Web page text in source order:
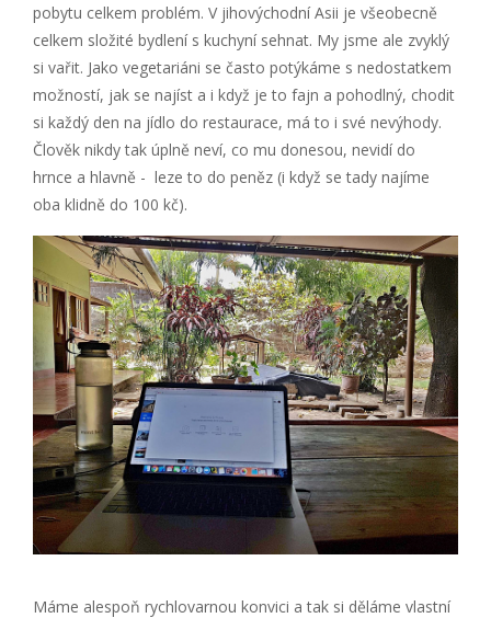
pobytu celkem problém. V jihovýchodní Asii je všeobecně
celkem složité bydlení s kuchyní sehnat. My jsme ale zvyklý
si vařit. Jako vegetariáni se často potýkáme s nedostatkem
možností, jak se najíst a i když je to fajn a pohodlný, chodit
si každý den na jídlo do restaurace, má to i své nevýhody.
Člověk nikdy tak úplně neví, co mu donesou, nevidí do
hrnce a hlavně - leze to do peněz (i když se tady najíme
oba klidně do 100 kč).
Máme alespoň rychlovarnou konvici a tak si děláme vlastní